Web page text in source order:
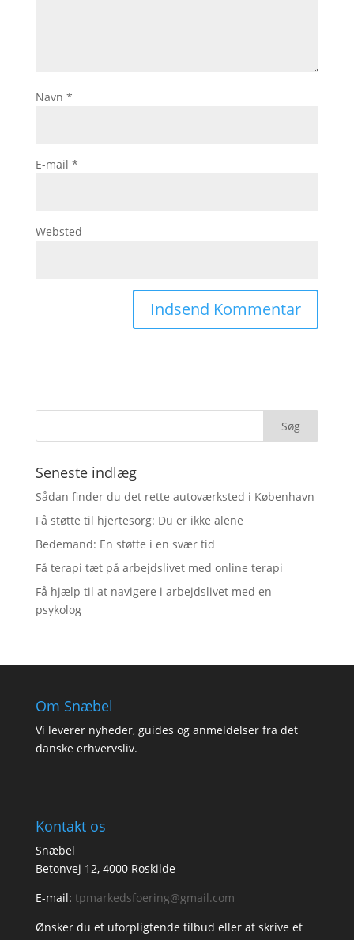
Navn *
E-mail *
Websted
Seneste indlæg
Sådan finder du det rette autoværksted i København
Få støtte til hjertesorg: Du er ikke alene
Bedemand: En støtte i en svær tid
Få terapi tæt på arbejdslivet med online terapi
Få hjælp til at navigere i arbejdslivet med en
psykolog
Om Snæbel
Vi leverer nyheder, guides og anmeldelser fra det
danske erhvervsliv.
Kontakt os
Snæbel
Betonvej 12, 4000 Roskilde
E-mail: tpmarkedsfoering@gmail.com
Ønsker du et uforpligtende tilbud eller at skrive et